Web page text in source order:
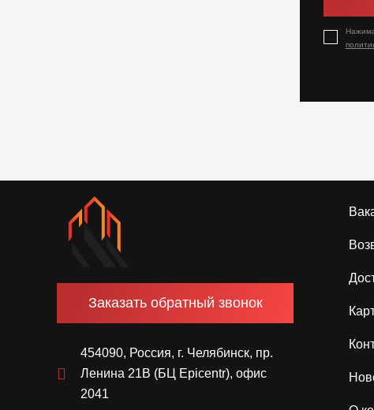
Заказать обратный звонок
454090, Россия, г. Челябинск, пр.
Ленина 21В (БЦ Epicentr), офис
2041